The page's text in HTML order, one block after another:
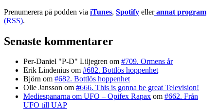
Prenumerera på podden via iTunes, Spotify eller annat program
(RSS).
Senaste kommentarer
Per-Daniel "P-D" Liljegren om #709. Ormens år
Erik Lindenius om #682. Bottlös hoppenhet
Björn om #682. Bottlös hoppenhet
Olle Jansson om #666. This is gonna be great Television!
Mediespanarna om UFO – Opifex Rapax om #662. Från
UFO till UAP